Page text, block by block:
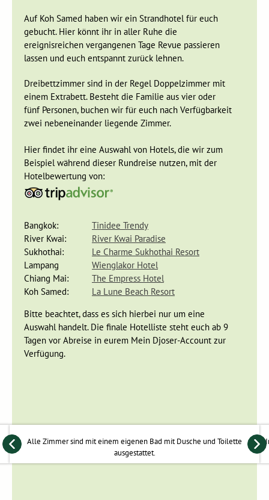
Uthai Thani weiter nordwärts in die Hauptstadt des alten
Siam, nach Sukhothai. Unterwegs können wir im Ort
Phitsanulokanhalten, um denWat Phra Si Rattana Mahathat
(Wat Yai) mit seinem 36 m hohen, oben vergoldeten
(Tempelturm) im Khmer-Stil zu besichtigen.
Sukhothai war von 1238 bis 1350 die erste Hauptstadt Siams
und anhand der vielen Ruinen, der thailändischen Kunst und
der gut erhaltenen Gebäude könnt ihr euch vorstellen, wie
Thailand in früheren Zeiten ausgesehen haben muss. Zur
Besichtigung des Ruinenfeldes Old Sukhothai können wir
Fahrräder mieten, um die großzügige Anlage zu
durchstreifen. Der Historical Park ist berühmt für seine
großen Buddhastatuen, filigranen Tempel und herrlichen
Natur und Kultur erleben in Chiang Mai
Tag 8 Sukhothai - Chiang Mai
Tag 9Chiang Mai: Dschungelwanderung
Auf Koh Samed haben wir ein Strandhotel für euch
gebucht. Hier könnt ihr in aller Ruhe die
ereignisreichen vergangenen Tage Revue passieren
lassen und euch entspannt zurück lehnen.
Dreibettzimmer sind in der Regel Doppelzimmer mit
einem Extrabett. Besteht die Familie aus vier oder
fünf Personen, buchen wir für euch nach Verfügbarkeit
zwei nebeneinander liegende Zimmer.
Hier findet ihr eine Auswahl von Hotels, die wir zum
Beispiel während dieser Rundreise nutzen, mit der
Hotelbewertung von:
Bangkok:
Tinidee Trendy
River Kwai:
River Kwai Paradise
Sukhothai:
Le Charme Sukhothai Resort
Lampang
Wienglakor Hotel
Chiang Mai:
The Empress Hotel
Koh Samed:
La Lune Beach Resort
Bitte beachtet, dass es sich hierbei nur um eine
Auswahl handelt. Die finale Hotelliste steht euch ab 9
Tagen vor Abreise in eurem Mein Djoser-Account zur
Verfügung.
Alle Zimmer sind mit einem eigenen Bad mit Dusche und Toilette
ausgestattet.